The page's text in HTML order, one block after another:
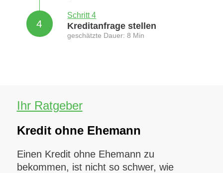
4
Schritt 4
Kreditanfrage stellen
geschätzte Dauer: 8 Min
Ihr Ratgeber
Kredit ohne Ehemann
Einen Kredit ohne Ehemann zu
bekommen, ist nicht so schwer, wie